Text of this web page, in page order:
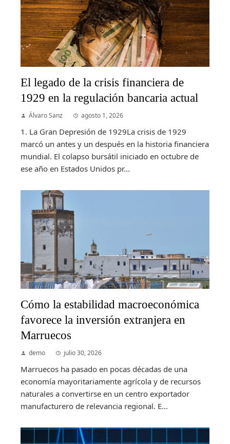
El legado de la crisis financiera de
1929 en la regulación bancaria actual
Álvaro Sanz agosto 1, 2026
1. La Gran Depresión de 1929La crisis de 1929
marcó un antes y un después en la historia financiera
mundial. El colapso bursátil iniciado en octubre de
ese año en Estados Unidos pr...
Cómo la estabilidad macroeconómica
favorece la inversión extranjera en
Marruecos
demo julio 30, 2026
Marruecos ha pasado en pocas décadas de una
economía mayoritariamente agrícola y de recursos
naturales a convertirse en un centro exportador
manufacturero de relevancia regional. E...